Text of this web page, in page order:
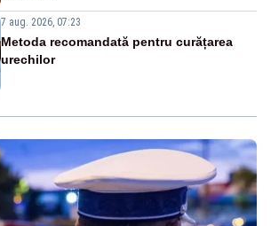
7 aug. 2026, 07:23
Metoda recomandată pentru curățarea
urechilor